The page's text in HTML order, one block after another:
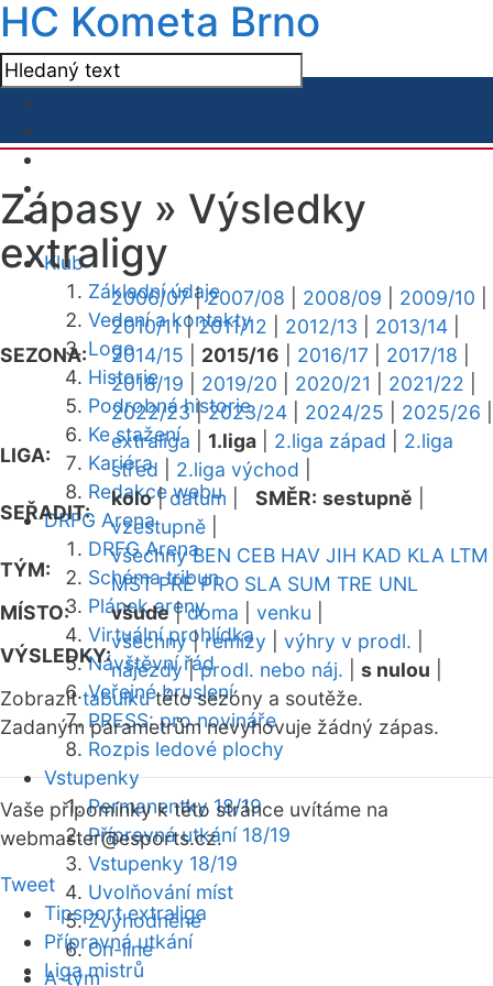
HC Kometa Brno
Klub
Základní údaje
Vedení a kontakty
Logo
Historie
Podrobná historie
Ke stažení
Kariéra
Redakce webu
DRFG Arena
DRFG Arena
Schéma tribun
Plánek areny
Virtuální prohlídka
Návštěvní řád
Veřejné bruslení
PRESS: pro novináře
Rozpis ledové plochy
Vstupenky
Permanentky 18/19
Přípravná utkání 18/19
Vstupenky 18/19
Uvolňování míst
Zvýhodněné
On-line
A-tým
Zápasy » Výsledky
extraligy
SEZONA:
2006/07|2007/08 2008/09 2009/10
2010/11|2011/12 2012/13 2013/14
2014/15
2015/16 2016/17 2017/18
2018/19
2019/20 2020/21 2021/22
2022/23|2023/24 2024/25 2025/26
LIGA:
extraliga 1.liga 2.liga západ
2.liga
střed
2.liga východ
SEŘADIT:
kolo|datum SMĚR: sestupně
vzestupně
TÝM:
všechny BEN CEB HAV JIH KAD KLA LTM
MST PRE PRO SLA SUM TRE UNL
MÍSTO:
všude|doma venku
VÝSLEDKY:
všechny|remízy výhry v prodl.
nájezdy|prodl. nebo náj. s nulou
Zobrazittabulkutéto sezóny a soutěže.
Zadaným parametrům nevyhovuje žádný zápas.
Vaše připomínky k této stránce uvítáme na
webmaster@esports.cz.
Tweet
Tipsport extraliga
Přípravná utkání
Liga mistrů